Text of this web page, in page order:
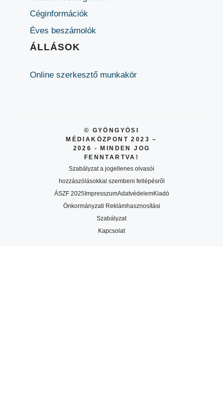
Céginformációk
Éves beszámolók
ÁLLÁSOK
Online szerkesztő munkakör
© GYÖNGYÖSI
MÉDIAKÖZPONT 2023 –
2026 - MINDEN JOG
FENNTARTVA!
Szabályzat a jogellenes olvasói
hozzászólásokkal szembeni fellépésről
ÁSZF 2025ImpresszumAdatvédelemKiadó
Önkormányzati Reklámhasznosítási
Szabályzat
Kapcsolat